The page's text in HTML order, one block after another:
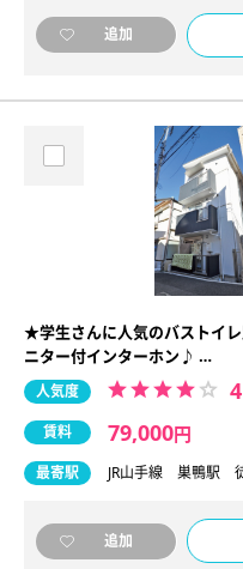
追加
★学生さんに人気のバストイ
ニター付インターホン♪ …
人気度 4
賃料 79,000円
最寄駅 JR山手線 巣鴨駅
追加